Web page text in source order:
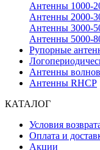
Антенны 1000-
Антенны 2000-
Антенны 3000-
Антенны 5000-
Рупорные
Антенны
Антенны RHCP
КАТАЛОГ
Условия
Оплата и
Акции